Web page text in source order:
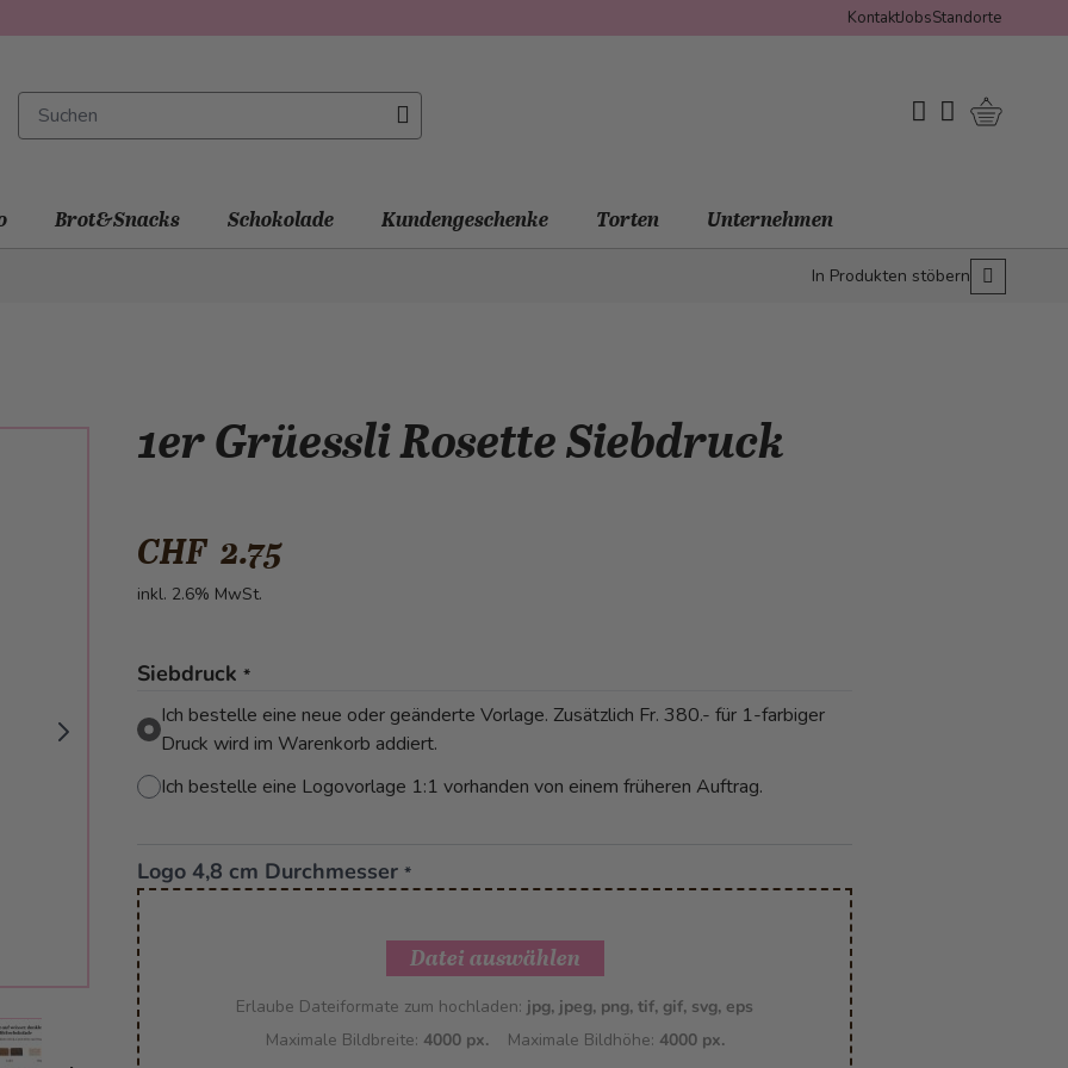
KontaktJobsStandorte
My Wishlist
Mein Konto
Brot&Snacks Schokolade Kundengeschenke Torten Unternehmen
In Produkten stöbern
1er Grüessli Rosette Siebdruck
View larger imageView larger imageView larger image
CHF 2.75
inkl. 2.6% MwSt.
Siebdruck *
Ich bestelle eine neue oder geänderte Vorlage. Zusätzlich Fr. 380.- für 1-farbiger
Druck wird im Warenkorb addiert.
Ich bestelle eine Logovorlage 1:1 vorhanden von einem früheren Auftrag.
Logo 4,8 cm Durchmesser *
Datei auswählen
Erlaube Dateiformate zum hochladen: jpg, jpeg, png, tif, gif, svg, eps
Maximale Bildbreite: 4000 px. Maximale Bildhöhe: 4000 px.